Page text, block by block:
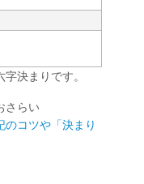
決まりです。
さらい
コツや「決まり